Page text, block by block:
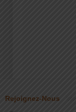
Rejoignez-Nous